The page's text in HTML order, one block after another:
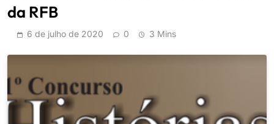
da RFB
6 de julho de 2020 0 3 Mins